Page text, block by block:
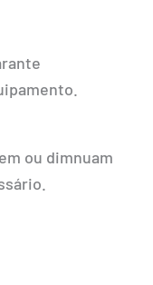
ou dimnuam